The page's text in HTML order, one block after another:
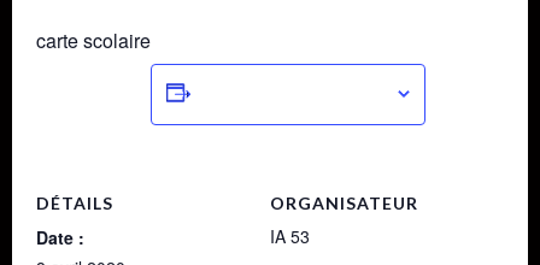
carte scolaire
DÉTAILS
Date :
ORGANISATEUR
IA 53